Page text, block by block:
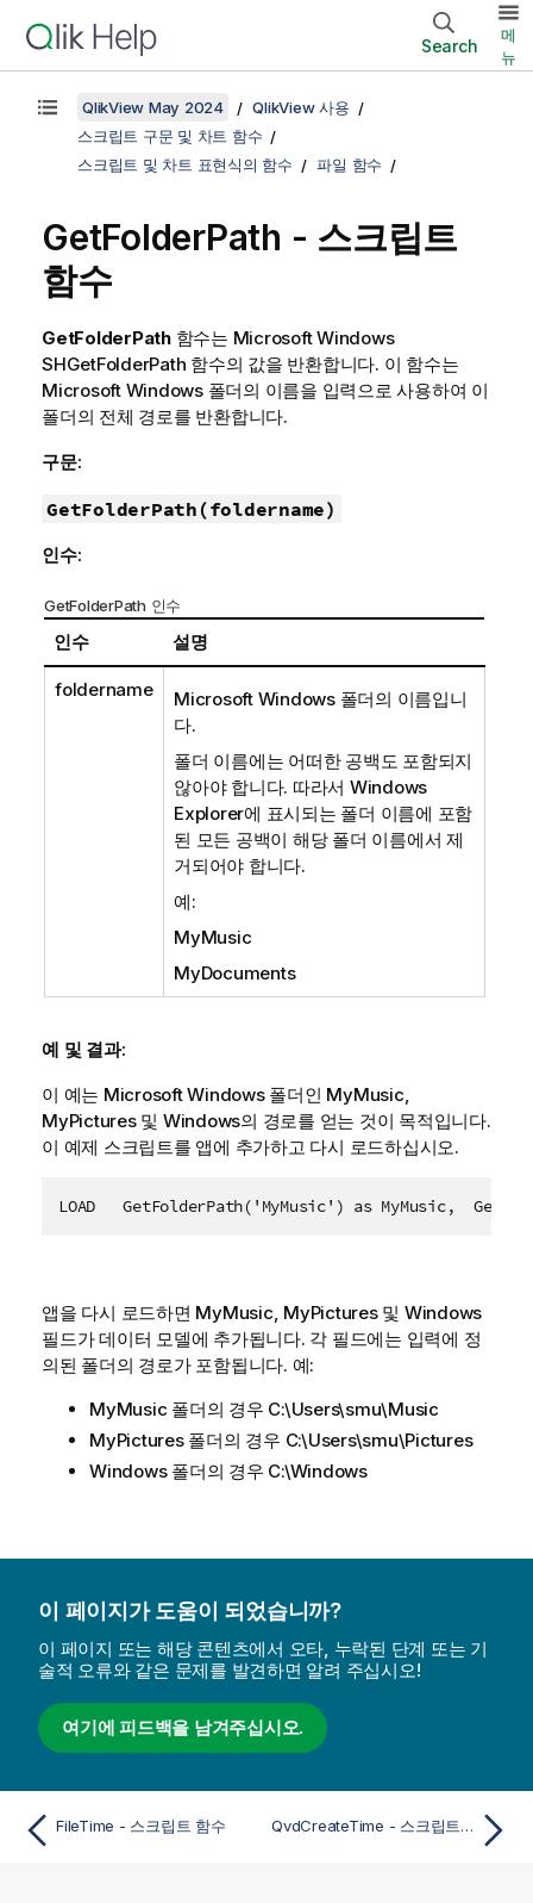
Search
메
뉴
QlikView May 2024
QlikView 사용
스크립트 구문 및 차트 함수
스크립트 및 차트 표현식의 함수
파일 함수
GetFolderPath - 스크립트
함수
GetFolderPath함수는 Microsoft Windows
SHGetFolderPath 함수의 값을 반환합니다. 이 함수는
Microsoft Windows폴더의 이름을 입력으로 사용하여 이
폴더의 전체 경로를 반환합니다.
구문:
GetFolderPath(foldername)
인수:
GetFolderPath 인수
인수 설명
foldername Microsoft Windows폴더의 이름입니
다.
폴더 이름에는 어떠한 공백도 포함되지
않아야 합니다. 따라서 Windows
Explorer에 표시되는 폴더 이름에 포함
된 모든 공백이 해당 폴더 이름에서 제
거되어야 합니다.
예:
MyMusic
MyDocuments
예 및 결과:
이 예는 Microsoft Windows폴더인 MyMusic,
MyPictures 및 Windows의 경로를 얻는 것이 목적입니다.
이 예제 스크립트를 앱에 추가하고 다시 로드하십시오.
LOAD   GetFolderPath('MyMusic') as MyMusic,
앱을 다시 로드하면 MyMusic, MyPictures 및 Windows
필드가 데이터 모델에 추가됩니다. 각 필드에는 입력에 정
의된 폴더의 경로가 포함됩니다. 예:
MyMusic 폴더의 경우 C:\Users\smu\Music
MyPictures폴더의 경우 C:\Users\smu\Pictures
Windows폴더의 경우 C:\Windows
이 페이지가 도움이 되었습니까?
이 페이지 또는 해당 콘텐츠에서 오타, 누락된 단계 또는 기
술적 오류와 같은 문제를 발견하면 알려 주십시오!
여기에 피드백을 남겨주십시오.
FileTime - 스크립트 함수 QvdCreateTime - 스크립트 함수